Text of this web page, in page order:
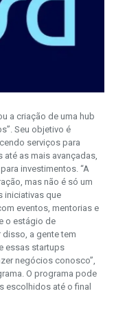
a criação de uma hub
Seu objetivo é
serviços para
as mais avançadas,
investimentos. “A
mas não é só um
iniciativas que
eventos, mentorias e
o estágio de
a gente tem
essas startups
negócios conosco”,
O programa pode
escolhidos até o final